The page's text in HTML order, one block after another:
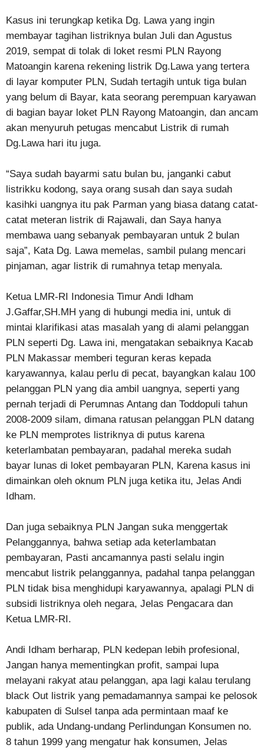
Kasus ini terungkap ketika Dg. Lawa yang ingin
membayar tagihan listriknya bulan Juli dan Agustus
2019, sempat di tolak di loket resmi PLN Rayong
Matoangin karena rekening listrik Dg.Lawa yang tertera
di layar komputer PLN, Sudah tertagih untuk tiga bulan
yang belum di Bayar, kata seorang perempuan karyawan
di bagian bayar loket PLN Rayong Matoangin, dan ancam
akan menyuruh petugas mencabut Listrik di rumah
Dg.Lawa hari itu juga.
“Saya sudah bayarmi satu bulan bu, janganki cabut
listrikku kodong, saya orang susah dan saya sudah
kasihki uangnya itu pak Parman yang biasa datang catat-
catat meteran listrik di Rajawali, dan Saya hanya
membawa uang sebanyak pembayaran untuk 2 bulan
saja”, Kata Dg. Lawa memelas, sambil pulang mencari
pinjaman, agar listrik di rumahnya tetap menyala.
Ketua LMR-RI Indonesia Timur Andi Idham
J.Gaffar,SH.MH yang di hubungi media ini, untuk di
mintai klarifikasi atas masalah yang di alami pelanggan
PLN seperti Dg. Lawa ini, mengatakan sebaiknya Kacab
PLN Makassar memberi teguran keras kepada
karyawannya, kalau perlu di pecat, bayangkan kalau 100
pelanggan PLN yang dia ambil uangnya, seperti yang
pernah terjadi di Perumnas Antang dan Toddopuli tahun
2008-2009 silam, dimana ratusan pelanggan PLN datang
ke PLN memprotes listriknya di putus karena
keterlambatan pembayaran, padahal mereka sudah
bayar lunas di loket pembayaran PLN, Karena kasus ini
dimainkan oleh oknum PLN juga ketika itu, Jelas Andi
Idham.
Dan juga sebaiknya PLN Jangan suka menggertak
Pelanggannya, bahwa setiap ada keterlambatan
pembayaran, Pasti ancamannya pasti selalu ingin
mencabut listrik pelanggannya, padahal tanpa pelanggan
PLN tidak bisa menghidupi karyawannya, apalagi PLN di
subsidi listriknya oleh negara, Jelas Pengacara dan
Ketua LMR-RI.
Andi Idham berharap, PLN kedepan lebih profesional,
Jangan hanya mementingkan profit, sampai lupa
melayani rakyat atau pelanggan, apa lagi kalau terulang
black Out listrik yang pemadamannya sampai ke pelosok
kabupaten di Sulsel tanpa ada permintaan maaf ke
publik, ada Undang-undang Perlindungan Konsumen no.
8 tahun 1999 yang mengatur hak konsumen, Jelas